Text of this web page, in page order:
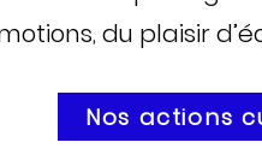
du plaisir
Nos actions